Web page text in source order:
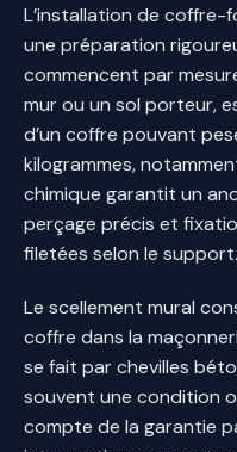
L’installation de
une préparation
commencent par
mur ou un sol porteur,
d’un coffre pouvant
kilogrammes,
chimique garantit un
perçage précis et
filetées selon le support.
Le scellement mural
coffre dans la
se fait par chevilles
souvent une condition
compte de la garantie